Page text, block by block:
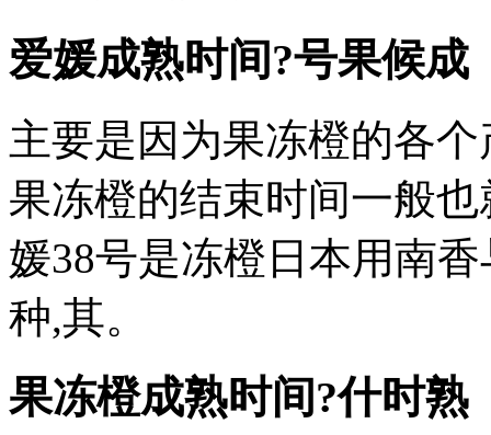
爱媛成熟时间?号果候成
主要是因为果冻橙的各
果冻橙的结束时间一般
媛38号是冻橙日本用南
种,其。
果冻橙成熟时间?什时熟